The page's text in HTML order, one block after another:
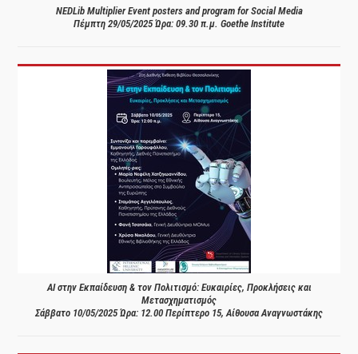
NEDLib Multiplier Event posters and program for Social Media
Πέμπτη 29/05/2025 Ώρα: 09.30 π.μ. Goethe Institute
AI στην Εκπαίδευση & τον Πολιτισμό: Ευκαιρίες, Προκλήσεις και
Μετασχηματισμός
Σάββατο 10/05/2025 Ώρα: 12.00 Περίπτερο 15, Αίθουσα Αναγνωστάκης